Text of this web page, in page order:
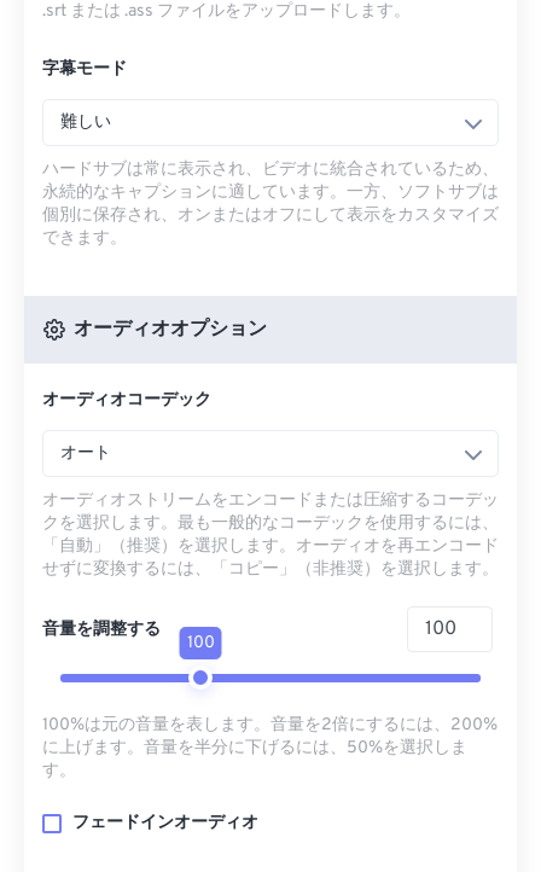
.srt または .ass ファイルをアップロードします。
字幕モード
難しい
ハードサブは常に表示され、ビデオに統合されているため、
永続的なキャプションに適しています。一方、ソフトサブは
個別に保存され、オンまたはオフにして表示をカスタマイズ
できます。
オーディオオプション
オーディオコーデック
オート
オーディオストリームをエンコードまたは圧縮するコーデッ
クを選択します。最も一般的なコーデックを使用するには、
「自動」（推奨）を選択します。オーディオを再エンコード
せずに変換するには、「コピー」（非推奨）を選択します。
音量を調整する
100
100%は元の音量を表します。音量を2倍にするには、200%
に上げます。音量を半分に下げるには、50%を選択しま
す。
フェードインオーディオ